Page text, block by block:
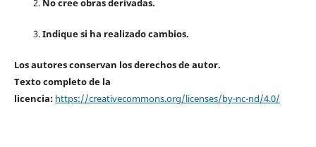
No cree obras derivadas.
Indique si ha realizado cambios.
Los autores conservan los derechos de autor.
Texto completo de la
licencia: https://creativecommons.org/licenses/by-nc-nd/4.0/